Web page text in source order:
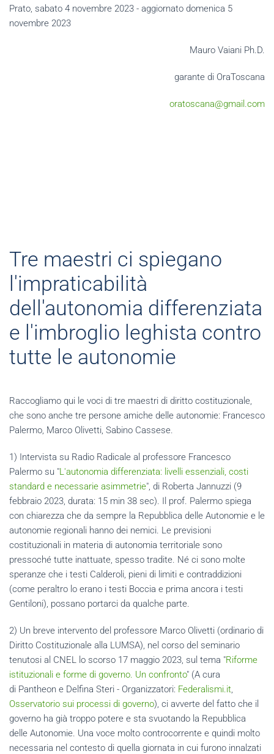
Prato, sabato 4 novembre 2023 - aggiornato domenica 5
novembre 2023
Mauro Vaiani Ph.D.
garante di OraToscana
oratoscana@gmail.com
Tre maestri ci spiegano
l'impraticabilità
dell'autonomia differenziata
e l'imbroglio leghista contro
tutte le autonomie
Raccogliamo qui le voci di tre maestri di diritto costituzionale,
che sono anche tre persone amiche delle autonomie: Francesco
Palermo, Marco Olivetti, Sabino Cassese.
1) Intervista su Radio Radicale al professore Francesco
Palermo su "L'autonomia differenziata: livelli essenziali, costi
standard e necessarie asimmetrie", di Roberta Jannuzzi (9
febbraio 2023, durata: 15 min 38 sec). Il prof. Palermo spiega
con chiarezza che da sempre la Repubblica delle Autonomie e le
autonomie regionali hanno dei nemici. Le previsioni
costituzionali in materia di autonomia territoriale sono
pressoché tutte inattuate, spesso tradite. Né ci sono molte
speranze che i testi Calderoli, pieni di limiti e contraddizioni
(come peraltro lo erano i testi Boccia e prima ancora i testi
Gentiloni), possano portarci da qualche parte.
2) Un breve intervento del professore Marco Olivetti (ordinario di
Diritto Costituzionale alla LUMSA), nel corso del seminario
tenutosi al CNEL lo scorso 17 maggio 2023, sul tema "Riforme
istituzionali e forme di governo. Un confronto" (A cura
di Pantheon e Delfina Steri - Organizzatori: Federalismi.it,
Osservatorio sui processi di governo), ci avverte del fatto che il
governo ha già troppo potere e sta svuotando la Repubblica
delle Autonomie. Una voce molto controcorrente e quindi molto
necessaria nel contesto di quella giornata in cui furono innalzati